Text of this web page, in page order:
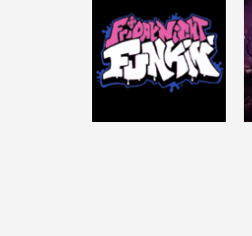
ACCIÓN
CRIME SCENE
CLEANER
6.32K